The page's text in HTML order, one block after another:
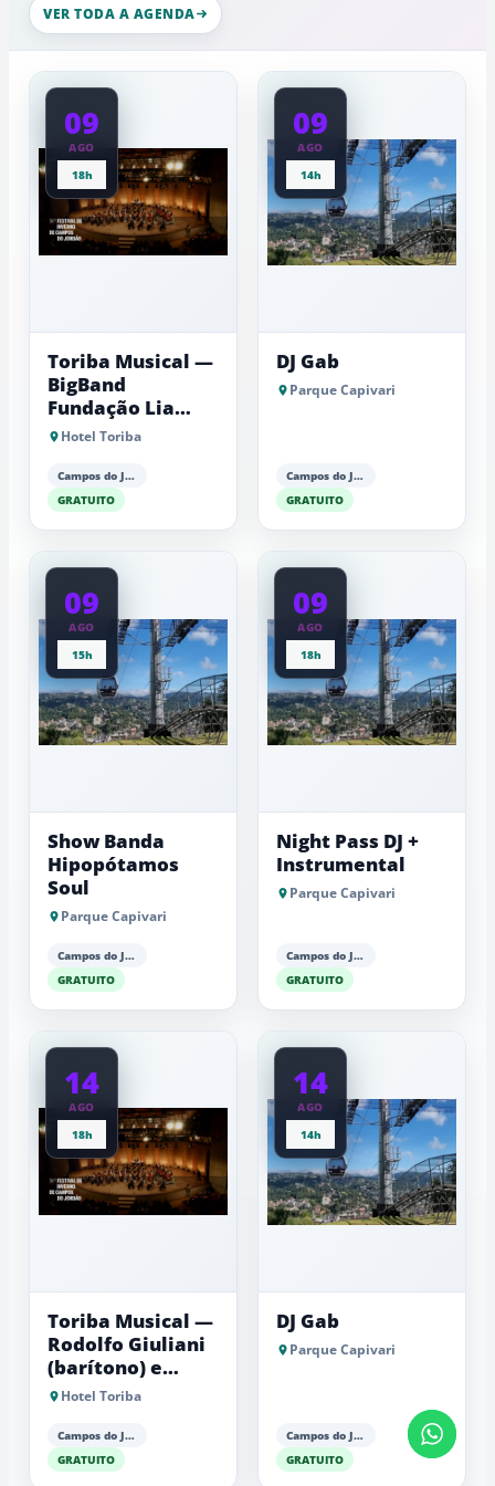
nesta
quinta-
feira
a
VER TODA A AGENDA
09
AGO
18h
Toriba Musical —
BigBand
Fundação Lia
Maria Aguiar
Hotel Toriba
Campos do Jordão
GRATUITO
09
AGO
14h
DJ Gab
Parque Capivari
Campos do Jordão
GRATUITO
09
AGO
15h
Show Banda
Hipopótamos
Soul
Parque Capivari
Campos do Jordão
GRATUITO
09
AGO
18h
Night Pass DJ +
Instrumental
Parque Capivari
Campos do Jordão
GRATUITO
14
AGO
18h
Toriba Musical —
Rodolfo Giuliani
(barítono) e
Antonio Luiz
Hotel Toriba
Campos do Jordão
GRATUITO
14
AGO
14h
DJ Gab
Parque Capivari
Campos do Jordão
GRATUITO